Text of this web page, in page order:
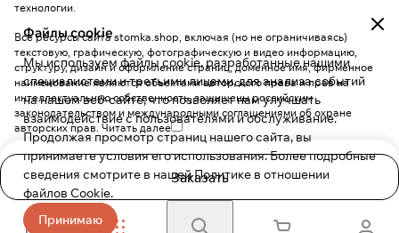
Заказать
Файлы cookie
Мы используем файлы cookie, разработанные нашими
специалистами и третьими лицами, для анализа событий
на нашем веб-сайте, что позволяет нам улучшать
взаимодействие с пользователями и обслуживание.
Продолжая просмотр страниц нашего сайта, вы
принимаете условия его использования. Более подробные
сведения смотрите в нашейПолитике в отношении
файлов Cookie.
Принимаю
технологии.
Все ресурсы сайта stomka.shop, включая (но не ограничиваясь)
текстовую, графическую, фотографическую и видео информацию,
структуру, дизайн и оформление страниц, доменное имя, фирменное
наименование являются объектами авторского права и прав на
интеллектуальную собственность, защищены российским
законодательством и международными соглашениями об охране
авторских прав. Читать далее